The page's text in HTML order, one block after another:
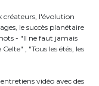
créateurs, l'évolution
le succès planétaire
- "Il ne faut jamais
, "Tous les étés, les
vidéo avec des